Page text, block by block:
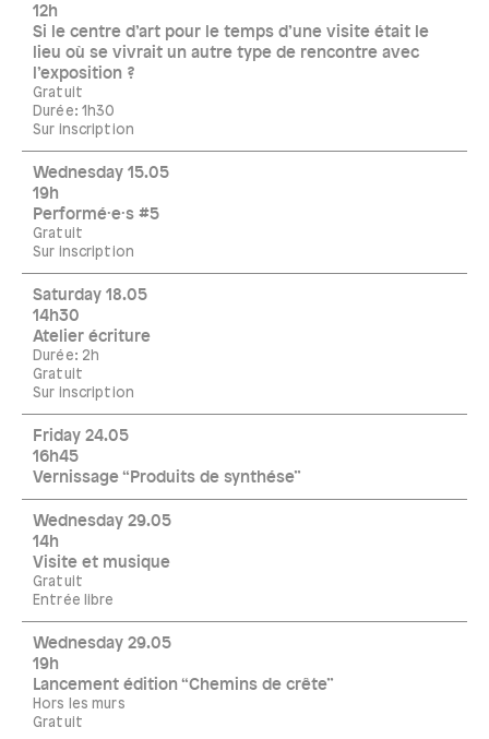
12h
Si le centre d’art pour le temps d’une visite était le
lieu où se vivrait un autre type de rencontre avec
l’exposition ?
Gratuit
Durée: 1h30
Sur inscription
Wednesday 15.05
19h
Performé·e·s #5
Gratuit
Sur inscription
Saturday 18.05
14h30
Atelier écriture
Durée: 2h
Gratuit
Sur inscription
Friday 24.05
16h45
Vernissage “Produits de synthése”
Wednesday 29.05
14h
Visite et musique
Gratuit
Entrée libre
Wednesday 29.05
19h
Lancement édition “Chemins de crête”
Hors les murs
Gratuit